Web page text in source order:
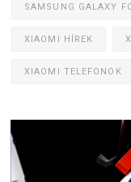
SAMSUNG GALAXY
XIAOMI HÍREK
XIAOMI TELEFONOK